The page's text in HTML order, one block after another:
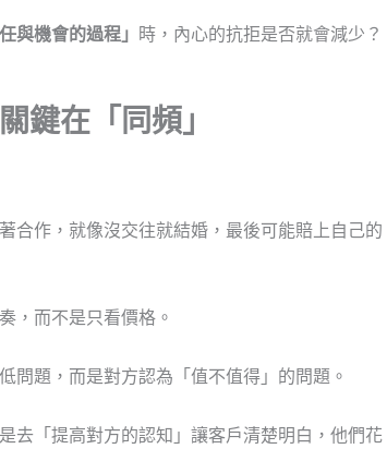
與機會的過程」
時，內心的抗拒是否就會減少？
鍵在「同頻」
合作，就像沒交往就結婚，最後可能賠上自己的
，而不是只看價格。
問題，而是對方認為「值不值得」的問題。
去「提高對方的認知」讓客戶清楚明白，他們花